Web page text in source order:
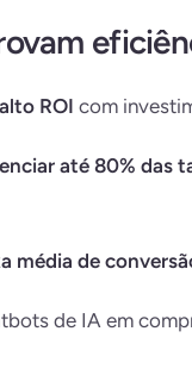
alto ROI com
até 80% das
média de
de IA em